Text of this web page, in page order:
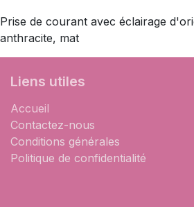
Prise de courant avec éclairage
anthracite, mat
Liens utiles
Accueil
Contactez-nous
Conditions générales
Politique de confidentialité